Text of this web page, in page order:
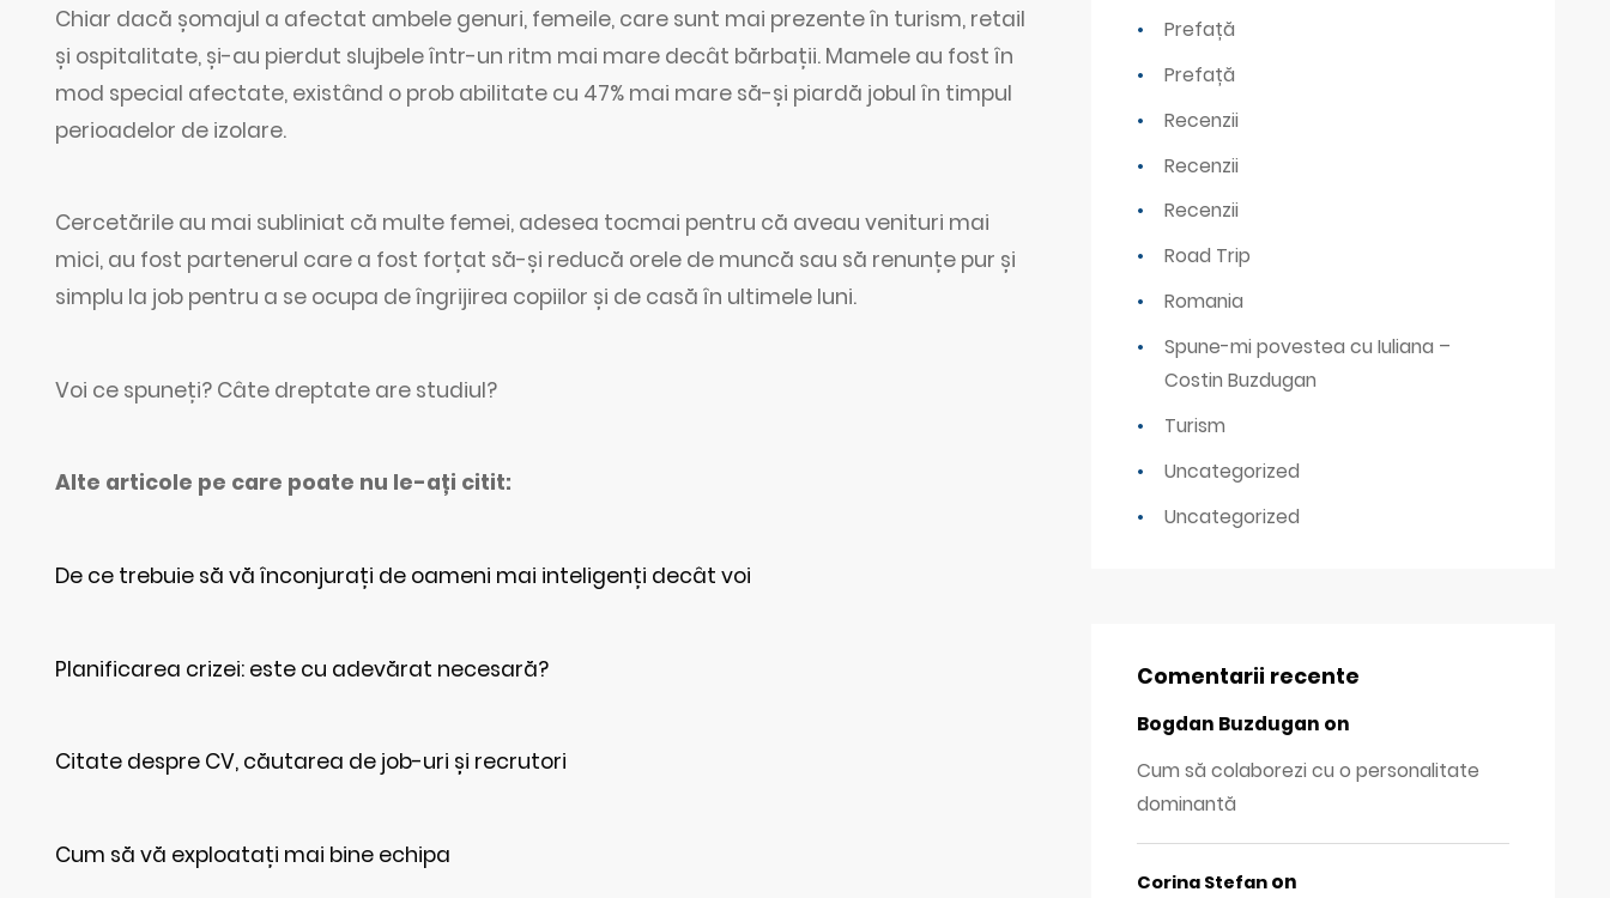
Chiar dacă șomajul a afectat ambele genuri, femeile, care sunt mai prezente în turism, retail
și ospitalitate, și-au pierdut slujbele într-un ritm mai mare decât bărbații. Mamele au fost în
mod special afectate, existând o prob abilitate cu 47% mai mare să-și piardă jobul în timpul
perioadelor de izolare.
Cercetările au mai subliniat că multe femei, adesea tocmai pentru că aveau venituri mai
mici, au fost partenerul care a fost forțat să-și reducă orele de muncă sau să renunțe pur și
simplu la job pentru a se ocupa de îngrijirea copiilor și de casă în ultimele luni.
Voi ce spuneți? Câte dreptate are studiul?
Alte articole pe care poate nu le-ați citit:
De ce trebuie să vă înconjurați de oameni mai inteligenți decât voi
Planificarea crizei: este cu adevărat necesară?
Citate despre CV, căutarea de job-uri și recrutori
Cum să vă exploatați mai bine echipa
Prefață
Prefață
Recenzii
Recenzii
Recenzii
Road Trip
Romania
Spune-mi povestea cu Iuliana –
Costin Buzdugan
Turism
Uncategorized
Uncategorized
Comentarii recente
Bogdan Buzdugan on
Cum să colaborezi cu o personalitate
dominantă
Corina Stefan on